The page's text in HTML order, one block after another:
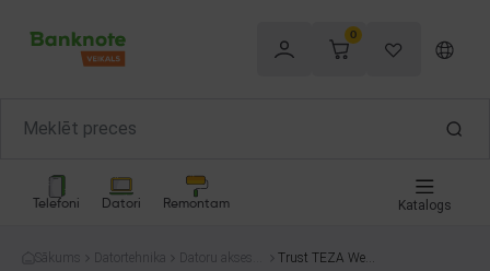
0
Telefoni Datori Remontam Katalogs
Sākums Datortehnika
Datoru aksesu
Trust TEZA Web